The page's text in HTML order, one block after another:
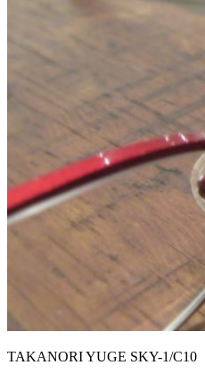
TAKANORI YUGE SKY-1/C10